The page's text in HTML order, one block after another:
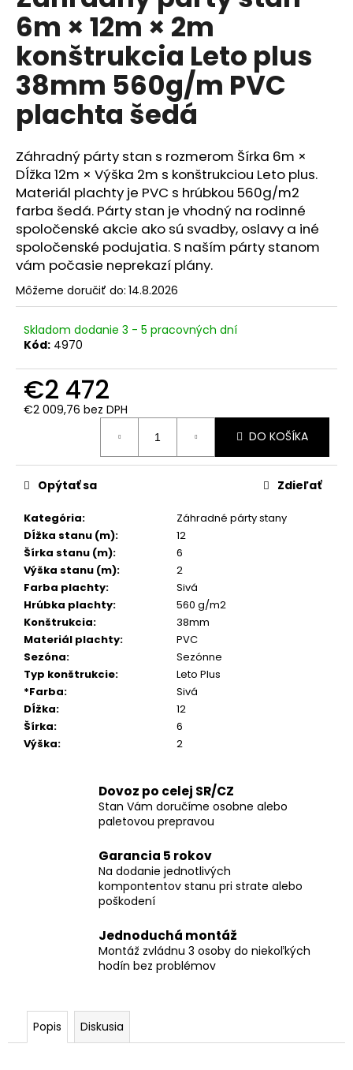
0,0
z
5
hviezdičiek.
6m × 12m × 2m
konštrukcia Leto plus
38mm 560g/m PVC
plachta šedá
Záhradný párty stan s rozmerom Šírka 6m ×
Dĺžka 12m × Výška 2m s konštrukciou Leto plus.
Materiál plachty je PVC s hrúbkou 560g/m2
farba šedá. Párty stan je vhodný na rodinné
spoločenské akcie ako sú svadby, oslavy a iné
spoločenské podujatia. S naším párty stanom
vám počasie neprekazí plány.
Môžeme doručiť do: 14.8.2026
Skladom dodanie 3 - 5 pracovných dní
Kód: 4970
€2 472
€2 009,76 bez DPH
DO KOŠÍKA
Kategória:
Záhradné párty stany
Dĺžka stanu (m):
12
Šírka stanu (m):
6
Výška stanu (m):
2
Farba plachty:
Sivá
Hrúbka plachty:
560 g/m2
Konštrukcia:
38mm
Materiál plachty:
PVC
Sezóna:
Sezónne
Typ konštrukcie:
Leto Plus
*Farba:
Sivá
Dĺžka:
12
Šírka:
6
Výška: 2
Opýtať sa Zdieľať
Dovoz po celej SR/CZ
Stan Vám doručíme osobne alebo
paletovou prepravou
Garancia 5 rokov
Na dodanie jednotlivých
kompontentov stanu pri strate alebo
poškodení
Jednoduchá montáž
Montáž zvládnu 3 osoby do niekoľkých
hodín bez problémov
Popis Diskusia
á
j
s
ť
?
HĽADAŤ
O
d
p
o
ú
č
a
m
e